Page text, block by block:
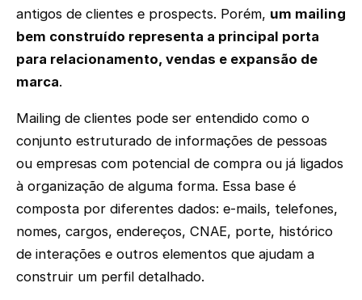
antigos de clientes e prospects. Porém, um mailing
bem construído representa a principal porta
para relacionamento, vendas e expansão de
marca.
Mailing de clientes pode ser entendido como o
conjunto estruturado de informações de pessoas
ou empresas com potencial de compra ou já ligados
à organização de alguma forma. Essa base é
composta por diferentes dados: e-mails, telefones,
nomes, cargos, endereços, CNAE, porte, histórico
de interações e outros elementos que ajudam a
construir um perfil detalhado.